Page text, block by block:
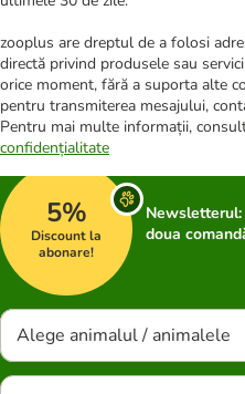
zooplus are dreptul de a folosi
directă privind produsele sau
orice moment, fără a suporta alte
pentru transmiterea mesajului,
Pentru mai multe informații,
confidențialitate
5%
Discount la
abonare!
doua
Alege animalul / animalele